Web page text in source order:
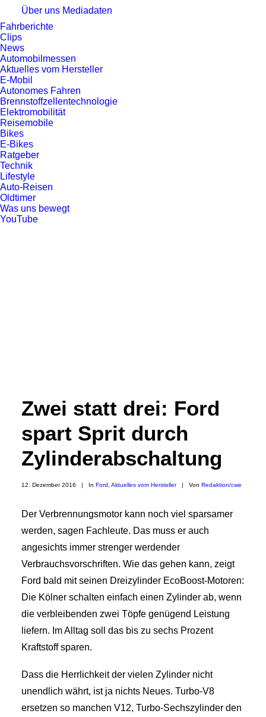
Über uns Mediadaten
Fahrberichte
Clips
News
Automobilmessen
Aktuelles vom Hersteller
E-Mobil
Autonomes Fahren
Brennstoffzellentechnologie
Elektromobilität
Reisemobile
Bikes
E-Bikes
Ratgeber
Technik
Lifestyle
Auto-Reisen
Oldtimer
Was uns bewegt
YouTube
Zwei statt drei: Ford
spart Sprit durch
Zylinderabschaltung
12. Dezember 2016 | In Ford Aktuelles vom Hersteller | Von Redaktion/cwe
Der Verbrennungsmotor kann noch viel sparsamer
werden, sagen Fachleute. Das muss er auch
angesichts immer strenger werdender
Verbrauchsvorschriften. Wie das gehen kann, zeigt
Ford bald mit seinen Dreizylinder EcoBoost-Motoren:
Die Kölner schalten einfach einen Zylinder ab, wenn
die verbleibenden zwei Töpfe genügend Leistung
liefern. Im Alltag soll das bis zu sechs Prozent
Kraftstoff sparen.
Dass die Herrlichkeit der vielen Zylinder nicht
unendlich währt, ist ja nichts Neues. Turbo-V8
ersetzen so manchen V12, Turbo-Sechszylinder den